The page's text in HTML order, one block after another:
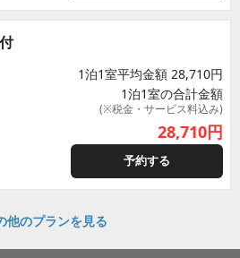
1泊1室平均金額 28,710円
1泊1室の合計金額
(※税金・サービス料込み)
28,710円
予約する
他のプランを見る